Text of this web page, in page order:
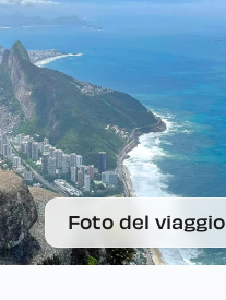
Foto del viaggio